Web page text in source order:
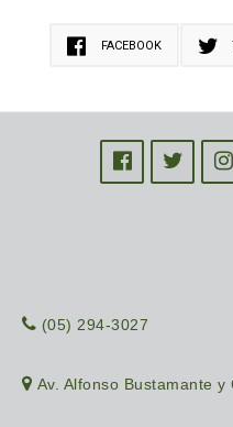
FACEBOOK
(05) 294-3027
Av. Alfonso Bustamante